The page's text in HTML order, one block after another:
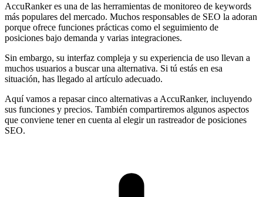
AccuRanker es una de las herramientas de monitoreo de keywords
más populares del mercado. Muchos responsables de SEO la adoran
porque ofrece funciones prácticas como el seguimiento de
posiciones bajo demanda y varias integraciones.
Sin embargo, su interfaz compleja y su experiencia de uso llevan a
muchos usuarios a buscar una alternativa. Si tú estás en esa
situación, has llegado al artículo adecuado.
Aquí vamos a repasar cinco alternativas a AccuRanker, incluyendo
sus funciones y precios. También compartiremos algunos aspectos
que conviene tener en cuenta al elegir un rastreador de posiciones
SEO.